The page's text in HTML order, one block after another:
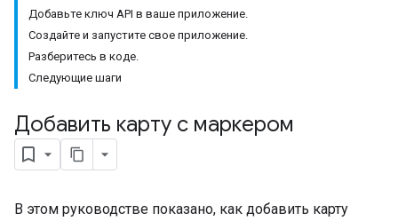
Добавьте ключ API в ваше приложение.
Создайте и запустите свое приложение.
Разберитесь в коде.
Следующие шаги
Добавить карту с маркером
В этом руководстве показано, как добавить карту